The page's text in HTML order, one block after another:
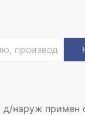
д/наруж примен